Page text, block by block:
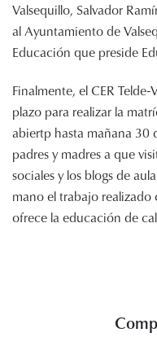
Valsequillo, Salvador
al Ayuntamiento de
Educación que preside
Finalmente, el CER
plazo para realizar la
abiertp hasta mañana 30
padres y madres a que
sociales y los blogs de
mano el trabajo realizado
ofrece la educación de